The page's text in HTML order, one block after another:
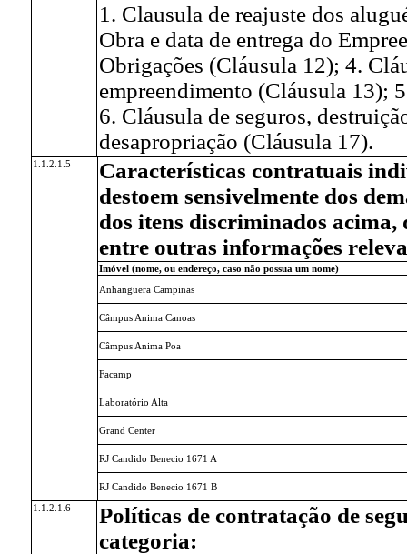
1. Clausula de reajuste dos
Obra e data de entrega do
Obrigações (Cláusula 12); 4.
empreendimento (Cláusula 13);
6. Cláusula de seguros,
desapropriação (Cláusula 17).
1.1.2.1.5
Características contratuais
destoem sensivelmente dos
dos itens discriminados
entre outras informações
Imóvel (nome, ou endereço, caso não possua um nome)
Anhanguera Campinas
Câmpus Anima Canoas
Câmpus Anima Poa
Facamp
Laboratório Alta
Grand Center
RJ Candido Benecio 1671 A
RJ Candido Benecio 1671 B
1.1.2.1.6
Políticas de contratação de
categoria: